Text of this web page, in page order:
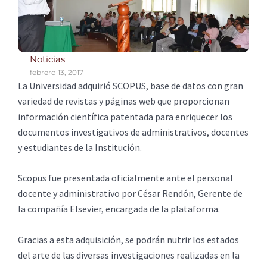
Noticias
febrero 13, 2017
La Universidad adquirió SCOPUS, base de datos con gran
variedad de revistas y páginas web que proporcionan
información científica patentada para enriquecer los
documentos investigativos de administrativos, docentes
y estudiantes de la Institución.
Scopus fue presentada oficialmente ante el personal
docente y administrativo por César Rendón, Gerente de
la compañía Elsevier, encargada de la plataforma.
Gracias a esta adquisición, se podrán nutrir los estados
del arte de las diversas investigaciones realizadas en la